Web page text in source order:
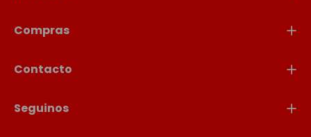
Compras
Contacto
Seguinos